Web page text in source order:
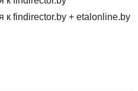
к findirector.by + etalonline.by